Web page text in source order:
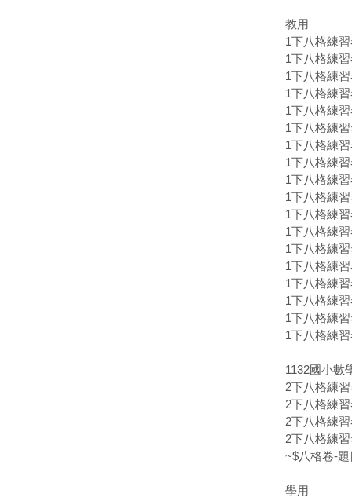
教用
1下八格練
1下八格練
1下八格練
1下八格練
1下八格練
1下八格練
1下八格練
1下八格練
1下八格練
1下八格練
1下八格練
1下八格練
1下八格練
1下八格練
1下八格練
1下八格練
1下八格練
1下八格練
1132國小數
2下八格練
2下八格練
2下八格練
2下八格練
~$八格卷-
學用